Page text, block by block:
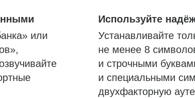
или
Используйте
Устанавливайте
не менее 8
и строчными
и специальными
двухфакторную